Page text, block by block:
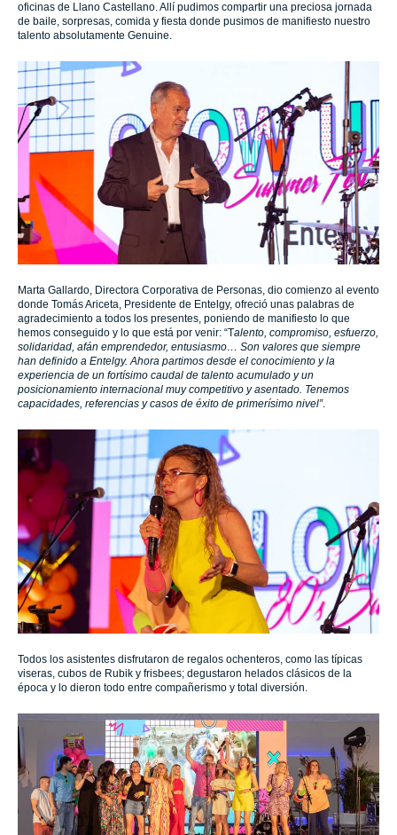
oficinas de Llano Castellano. Allí pudimos compartir una preciosa jornada
de baile, sorpresas, comida y fiesta donde pusimos de manifiesto nuestro
talento absolutamente Genuine.
Marta Gallardo, Directora Corporativa de Personas, dio comienzo al evento
donde Tomás Ariceta, Presidente de Entelgy, ofreció unas palabras de
agradecimiento a todos los presentes, poniendo de manifiesto lo que
hemos conseguido y lo que está por venir: “Talento, compromiso, esfuerzo,
solidaridad, afán emprendedor, entusiasmo… Son valores que siempre
han definido a Entelgy. Ahora partimos desde el conocimiento y la
experiencia de un fortísimo caudal de talento acumulado y un
posicionamiento internacional muy competitivo y asentado. Tenemos
capacidades, referencias y casos de éxito de primerísimo nivel”.
Todos los asistentes disfrutaron de regalos ochenteros, como las típicas
viseras, cubos de Rubik y frisbees; degustaron helados clásicos de la
época y lo dieron todo entre compañerismo y total diversión.